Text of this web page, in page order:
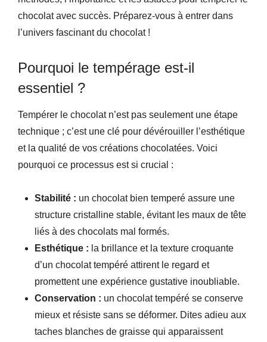
chocolat avec succès. Préparez-vous à entrer dans
l’univers fascinant du chocolat !
Pourquoi le tempérage est-il
essentiel ?
Tempérer le chocolat n’est pas seulement une étape
technique ; c’est une clé pour dévérouiller l’esthétique
et la qualité de vos créations chocolatées. Voici
pourquoi ce processus est si crucial :
Stabilité : un chocolat bien temperé assure une
structure cristalline stable, évitant les maux de tête
liés à des chocolats mal formés.
Esthétique : la brillance et la texture croquante
d’un chocolat tempéré attirent le regard et
promettent une expérience gustative inoubliable.
Conservation : un chocolat tempéré se conserve
mieux et résiste sans se déformer. Dites adieu aux
taches blanches de graisse qui apparaissent